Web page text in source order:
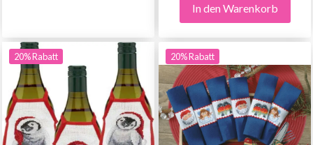
In den Warenkorb
20% Rabatt 20% Rabatt